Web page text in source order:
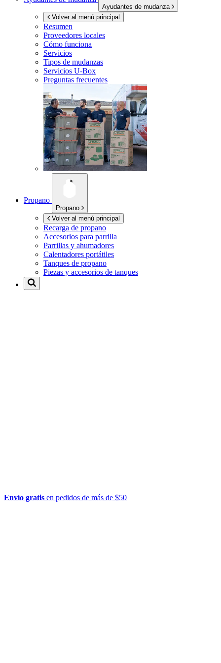
Ayudantes de mudanza
Volver al menú principal
Resumen
Proveedores locales
Cómo funciona
Servicios
Tipos de mudanzas
Servicios U-Box
Preguntas frecuentes
Propano
Propano
Volver al menú principal
Recarga de propano
Accesorios para parrilla
Parrillas y ahumadores
Calentadores portátiles
Tanques de propano
Piezas y accesorios de tanques
Envío gratis en pedidos de más de $50